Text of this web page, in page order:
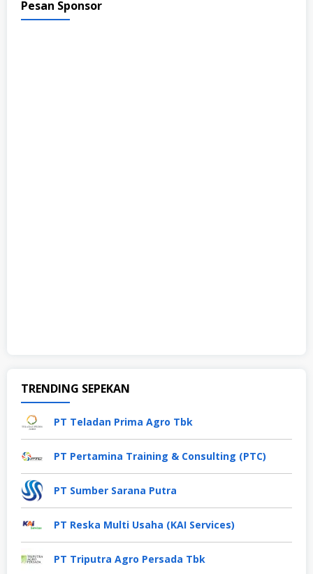
Pesan Sponsor
TRENDING SEPEKAN
PT Teladan Prima Agro Tbk
PT Pertamina Training & Consulting (PTC)
PT Sumber Sarana Putra
PT Reska Multi Usaha (KAI Services)
PT Triputra Agro Persada Tbk